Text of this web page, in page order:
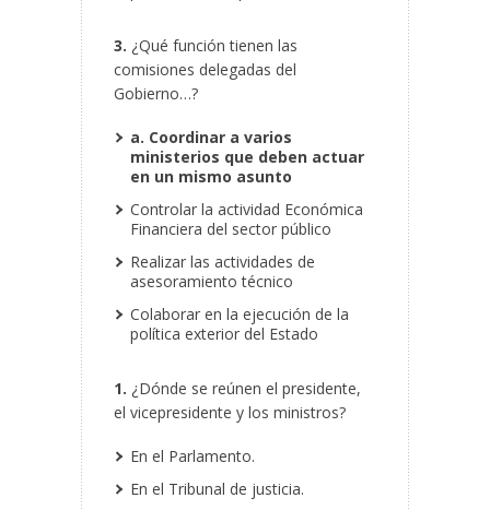
3. ¿Qué función tienen las
comisiones delegadas del
Gobierno…?
a. Coordinar a varios
ministerios que deben actuar
en un mismo asunto
Controlar la actividad Económica
Financiera del sector público
Realizar las actividades de
asesoramiento técnico
Colaborar en la ejecución de la
política exterior del Estado
1. ¿Dónde se reúnen el presidente,
el vicepresidente y los ministros?
En el Parlamento.
En el Tribunal de justicia.